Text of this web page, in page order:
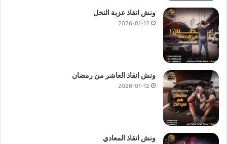
ونش انقاذ عزبة النخل
2026-01-12
ونش انقاذ العاشر من رمضان
2026-01-12
ونش انقاذ المعادي